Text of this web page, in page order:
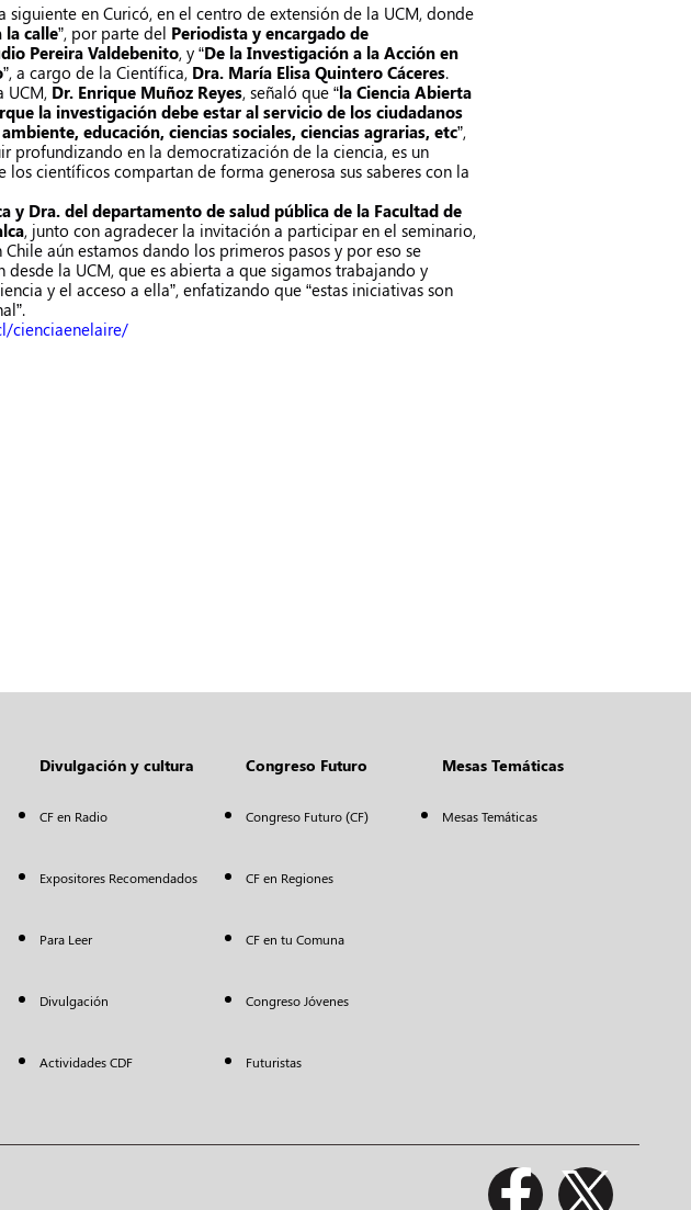
en Curicó, en el centro de extensión de la UCM, donde
la calle”, por parte del Periodista y encargado de
Pereira Valdebenito, y “De la Investigación a la Acción en
”, a cargo de la Científica, Dra. María Elisa Quintero Cáceres.
UCM, Dr. Enrique Muñoz Reyes, señaló que “la Ciencia Abierta
la investigación debe estar al servicio de los ciudadanos
educación, ciencias sociales, ciencias agrarias, etc”,
profundizando en la democratización de la ciencia, es un
científicos compartan de forma generosa sus saberes con la
y Dra. del departamento de salud pública de la Facultad de
, junto con agradecer la invitación a participar en el seminario,
aún estamos dando los primeros pasos y por eso se
la UCM, que es abierta a que sigamos trabajando y
y el acceso a ella”, enfatizando que “estas iniciativas son
cienciaenelaire/
Divulgación y cultura
CF en Radio
Expositores Recomendados
Para Leer
Divulgación
Actividades CDF
Congreso Futuro
Congreso Futuro (CF)
CF en Regiones
CF en tu Comuna
Congreso Jóvenes
Futuristas
Mesas Temáticas
Mesas Temáticas